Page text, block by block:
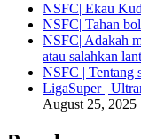
NSFC| Ekau
NSFC| Tahan
NSFC| Adakah
atau salahkan
NSFC | Tentang
LigaSuper |
August 25, 2025